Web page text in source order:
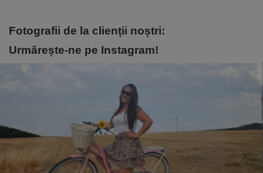
Fotografii de la clienții noștri:
Urmărește-ne pe Instagram!